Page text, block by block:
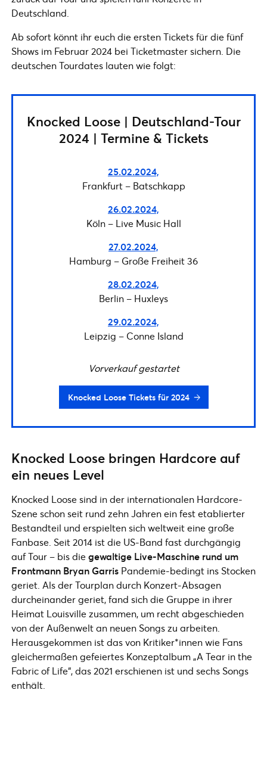
Deutschland.
Ab sofort könnt ihr euch die ersten Tickets für die fünf
Shows im Februar 2024 bei Ticketmaster sichern. Die
deutschen Tourdates lauten wie folgt:
Knocked Loose | Deutschland-Tour
2024 | Termine & Tickets
25.02.2024,
Frankfurt – Batschkapp
26.02.2024,
Köln – Live Music Hall
27.02.2024,
Hamburg – Große Freiheit 36
28.02.2024,
Berlin – Huxleys
29.02.2024,
Leipzig – Conne Island
Vorverkauf gestartet
Knocked Loose Tickets für 2024
Knocked Loose bringen Hardcore auf
ein neues Level
Knocked Loose sind in der internationalen Hardcore-
Szene schon seit rund zehn Jahren ein fest etablierter
Bestandteil und erspielten sich weltweit eine große
Fanbase. Seit 2014 ist die US-Band fast durchgängig
auf Tour – bis diegewaltige Live-Maschine rund um
Frontmann Bryan Garris Pandemie-bedingt ins Stocken
geriet. Als der Tourplan durch Konzert-Absagen
durcheinander geriet, fand sich die Gruppe in ihrer
Heimat Louisville zusammen, um recht abgeschieden
von der Außenwelt an neuen Songs zu arbeiten.
Herausgekommen ist das von Kritiker*innen wie Fans
gleichermaßen gefeiertes Konzeptalbum „A Tear in the
Fabric of Life“, das 2021 erschienen ist und sechs Songs
enthält.